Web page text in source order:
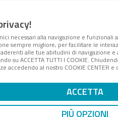
necessari alla navigazione e funzionali
sempre migliore, per facilitare le
alle tue abitudini di navigazione e
su ACCETTA TUTTI I COOKIE.
accedendo al nostro COOKIE
ACCETTA
PIÙ OPZIONI